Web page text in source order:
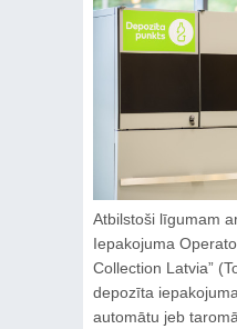
Atbilstoši līgumam
Iepakojuma
Collection Latvia”
depozīta
automātu jeb